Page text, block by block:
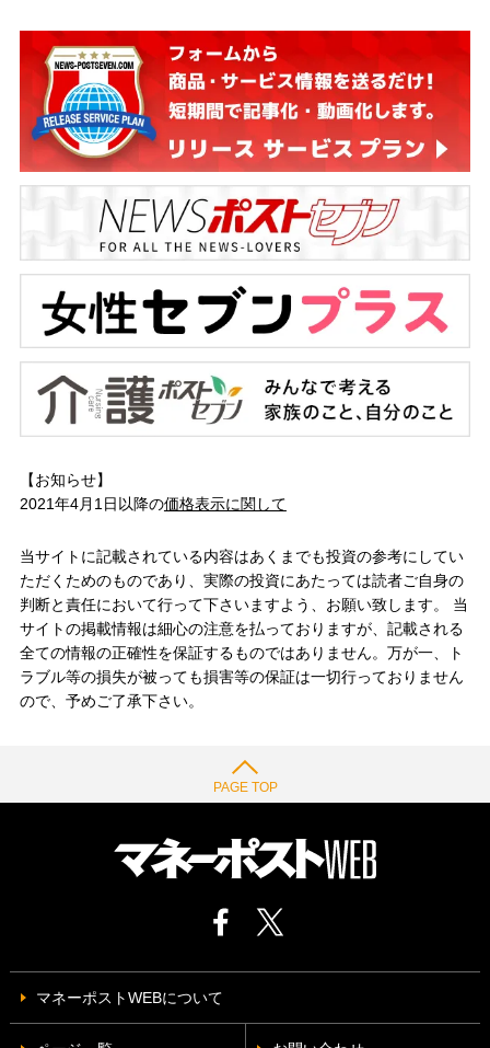
【お知らせ】
2021年4月1日以降の価格表示に関して
当サイトに記載されている内容はあくまでも投資の参考にしてい
ただくためのものであり、実際の投資にあたっては読者ご自身の
判断と責任において行って下さいますよう、お願い致します。 当
サイトの掲載情報は細心の注意を払っておりますが、記載される
全ての情報の正確性を保証するものではありません。万が一、ト
ラブル等の損失が被っても損害等の保証は一切行っておりません
ので、予めご了承下さい。
PAGE TOP
マネーポストWEBについて